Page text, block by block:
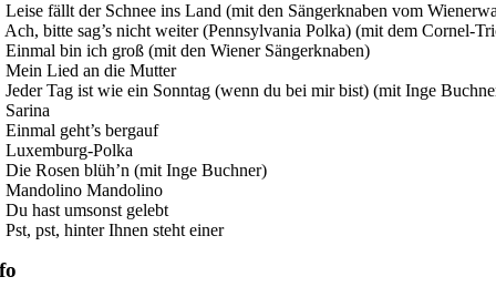
Leise fällt der Schnee ins Land (mit den Sängerknaben vom
Ach, bitte sag’s nicht weiter (Pennsylvania Polka) (mit dem Cornel-
Einmal bin ich groß (mit den Wiener Sängerknaben)
Mein Lied an die Mutter
Jeder Tag ist wie ein Sonntag (wenn du bei mir bist) (mit Inge
Sarina
Einmal geht’s bergauf
Luxemburg-Polka
Die Rosen blüh’n (mit Inge Buchner)
Mandolino Mandolino
Du hast umsonst gelebt
Pst, pst, hinter Ihnen steht einer